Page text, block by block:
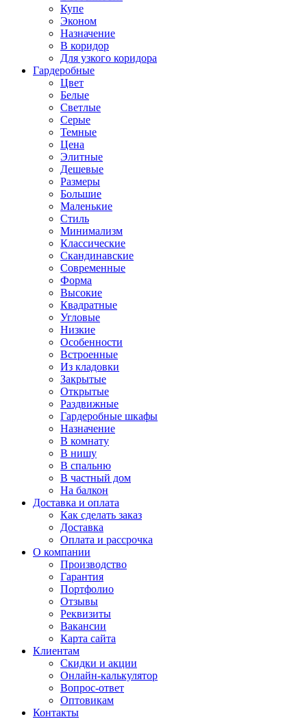
Купе
Эконом
Назначение
В коридор
Для узкого коридора
Гардеробные
Цвет
Белые
Светлые
Серые
Темные
Цена
Элитные
Дешевые
Размеры
Большие
Маленькие
Стиль
Минимализм
Классические
Скандинавские
Современные
Форма
Высокие
Квадратные
Угловые
Низкие
Особенности
Встроенные
Из кладовки
Закрытые
Открытые
Раздвижные
Гардеробные шкафы
Назначение
В комнату
В нишу
В спальню
В частный дом
На балкон
Доставка и оплата
Как сделать заказ
Доставка
Оплата и рассрочка
О компании
Производство
Гарантия
Портфолио
Отзывы
Реквизиты
Вакансии
Карта сайта
Клиентам
Скидки и акции
Онлайн-калькулятор
Вопрос-ответ
Оптовикам
Контакты